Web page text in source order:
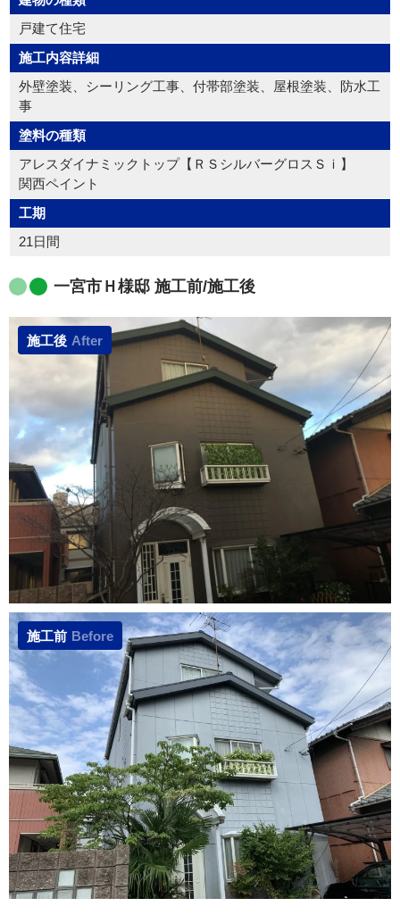
戸建て住宅
施工内容詳細
外壁塗装、シーリング工事、付帯部塗装、屋根塗装、防水工
事
塗料の種類
アレスダイナミックトップ【ＲＳシルバーグロスＳｉ】
関西ペイント
工期
21日間
一宮市Ｈ様邸 施工前/施工後
施工後 After
施工前 Before